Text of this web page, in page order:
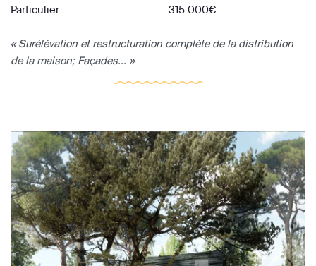
Particulier
315 000€
« Surélévation et restructuration complète de la distribution
de la maison; Façades... »